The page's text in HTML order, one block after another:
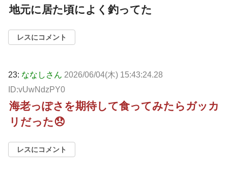
地元に居た頃によく釣ってた
レスにコメント
23: ななしさん 2026/06/04(木) 15:43:24.28
ID:vUwNdzPY0
海老っぽさを期待して食ってみたらガッカ
リだった😞
レスにコメント